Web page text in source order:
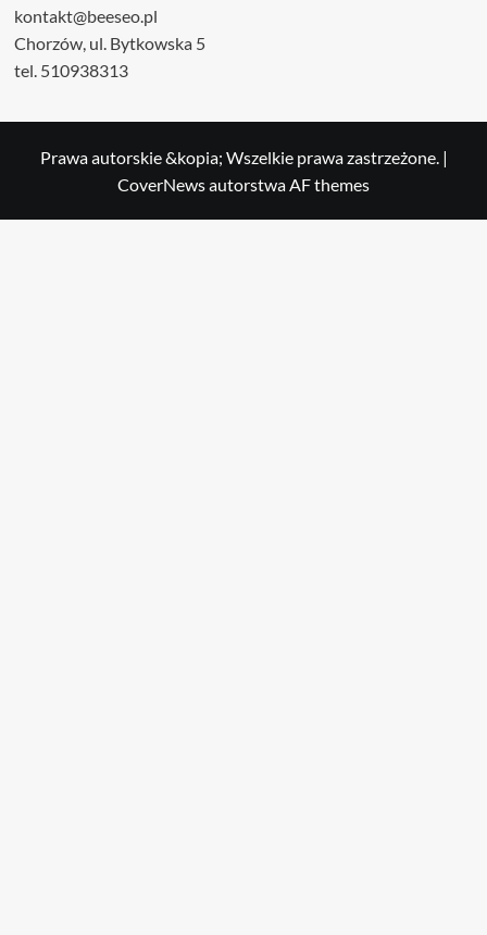
kontakt@beeseo.pl
Chorzów, ul. Bytkowska 5
tel. 510938313
Prawa autorskie &kopia; Wszelkie prawa zastrzeżone. |
CoverNewsautorstwa AF themes